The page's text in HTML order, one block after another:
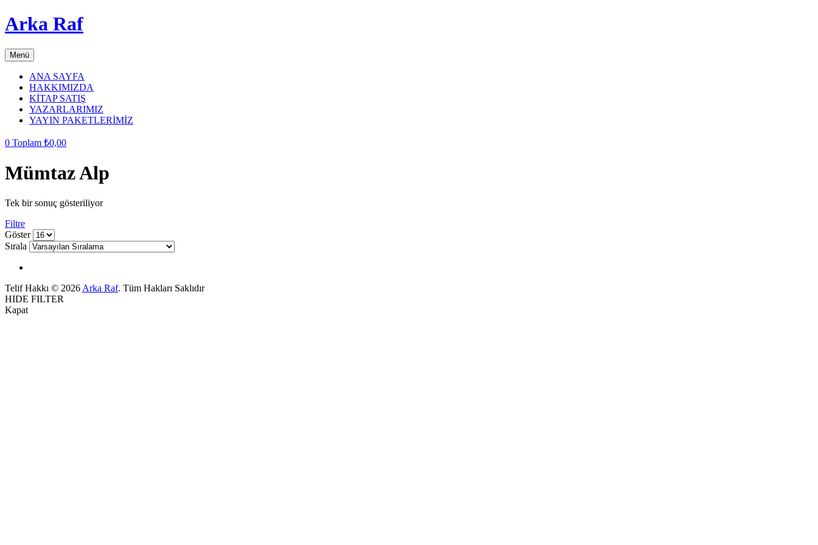
Arka Raf
Menü
ANA SAYFA
HAKKIMIZDA
KİTAP SATIŞ
YAZARLARIMIZ
YAYIN PAKETLERİMİZ
0 Toplam ₺0,00
Mümtaz Alp
Tek bir sonuç gösteriliyor
Filtre
grid
button
list
button
Göster
Sırala
Telif Hakkı © 2026 Arka Raf. Tüm Hakları Saklıdır
HIDE FILTER
Kapat